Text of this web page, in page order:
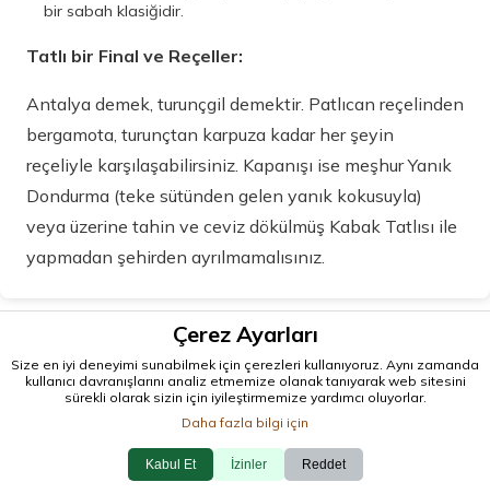
bir sabah klasiğidir.
Tatlı bir Final ve Reçeller:
Antalya demek, turunçgil demektir. Patlıcan reçelinden
bergamota, turunçtan karpuza kadar her şeyin
reçeliyle karşılaşabilirsiniz. Kapanışı ise meşhur Yanık
Dondurma (teke sütünden gelen yanık kokusuyla)
veya üzerine tahin ve ceviz dökülmüş Kabak Tatlısı ile
yapmadan şehirden ayrılmamalısınız.
Çerez Ayarları
Size en iyi deneyimi sunabilmek için çerezleri kullanıyoruz. Aynı zamanda
kullanıcı davranışlarını analiz etmemize olanak tanıyarak web sitesini
sürekli olarak sizin için iyileştirmemize yardımcı oluyorlar.
Daha fazla bilgi için
Kabul Et İzinler Reddet